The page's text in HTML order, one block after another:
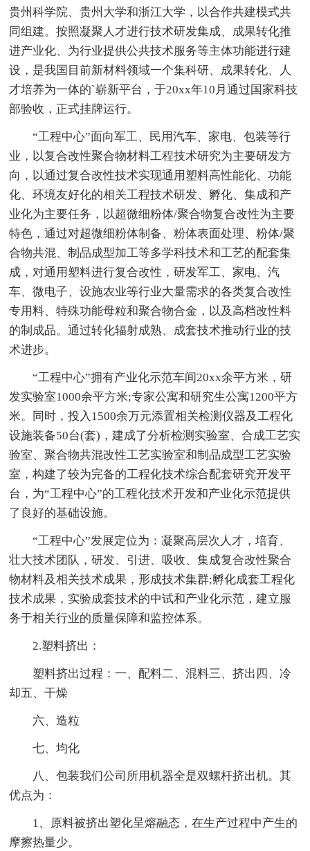
贵州科学院、贵州大学和浙江大学，以合作共建模式共
同组建。按照凝聚人才进行技术研发集成、成果转化推
进产业化、为行业提供公共技术服务等主体功能进行建
设，是我国目前新材料领域一个集科研、成果转化、人
才培养为一体的`崭新平台，于20xx年10月通过国家科技
部验收，正式挂牌运行。
“工程中心”面向军工、民用汽车、家电、包装等行
业，以复合改性聚合物材料工程技术研究为主要研发方
向，以通过复合改性技术实现通用塑料高性能化、功能
化、环境友好化的相关工程技术研发、孵化、集成和产
业化为主要任务，以超微细粉体/聚合物复合改性为主要
特色，通过对超微细粉体制备、粉体表面处理、粉体/聚
合物共混、制品成型加工等多学科技术和工艺的配套集
成，对通用塑料进行复合改性，研发军工、家电、汽
车、微电子、设施农业等行业大量需求的各类复合改性
专用料、特殊功能母粒和聚合物合金，以及高档改性料
的制成品。通过转化辐射成熟、成套技术推动行业的技
术进步。
“工程中心”拥有产业化示范车间20xx余平方米，研
发实验室1000余平方米;专家公寓和研究生公寓1200平方
米。同时，投入1500余万元添置相关检测仪器及工程化
设施装备50台(套)，建成了分析检测实验室、合成工艺实
验室、聚合物共混改性工艺实验室和制品成型工艺实验
室，构建了较为完备的工程化技术综合配套研究开发平
台，为“工程中心”的工程化技术开发和产业化示范提供
了良好的基础设施。
“工程中心”发展定位为：凝聚高层次人才，培育、
壮大技术团队，研发、引进、吸收、集成复合改性聚合
物材料及相关技术成果，形成技术集群;孵化成套工程化
技术成果，实验成套技术的中试和产业化示范，建立服
务于相关行业的质量保障和监控体系。
2.塑料挤出：
塑料挤出过程：一、配料二、混料三、挤出四、冷
却五、干燥
六、造粒
七、均化
八、包装我们公司所用机器全是双螺杆挤出机。其
优点为：
1、原料被挤出塑化呈熔融态，在生产过程中产生的
摩擦热量少。